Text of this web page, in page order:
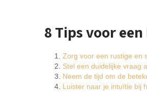
8 Tips voor
Zorg voor een rustige en
Stel een duidelijke vraag
Neem de tijd om de
Luister naar je intuïtie bij